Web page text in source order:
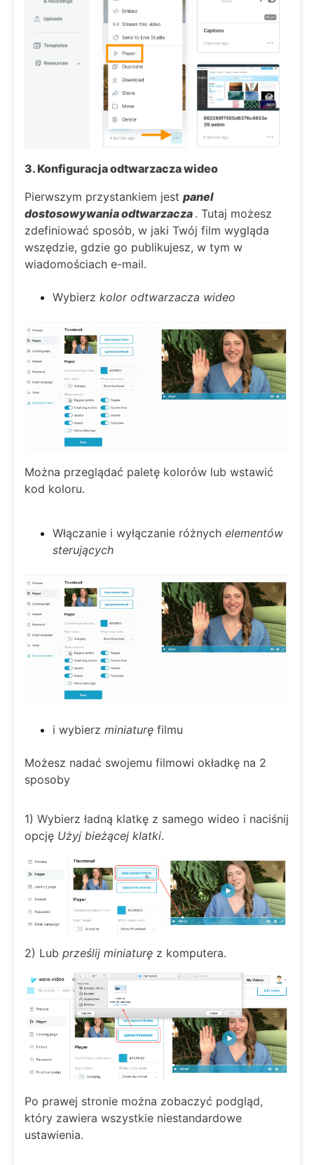
3. Konfiguracja odtwarzacza wideo
Pierwszym przystankiem jest panel
dostosowywania odtwarzacza . Tutaj możesz
zdefiniować sposób, w jaki Twój film wygląda
wszędzie, gdzie go publikujesz, w tym w
wiadomościach e-mail.
Wybierz kolor odtwarzacza wideo
Można przeglądać paletę kolorów lub wstawić
kod koloru.
Włączanie i wyłączanie różnych elementów
sterujących
i wybierz miniaturę filmu
Możesz nadać swojemu filmowi okładkę na 2
sposoby
1) Wybierz ładną klatkę z samego wideo i naciśnij
opcję Użyj bieżącej klatki.
2) Lub prześlij miniaturę z komputera.
Po prawej stronie można zobaczyć podgląd,
który zawiera wszystkie niestandardowe
ustawienia.